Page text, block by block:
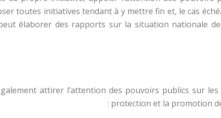
toutes initiatives tendant à y mettre fin et, le cas
élaborer des rapports sur la situation nationale
attirer l’attention des pouvoirs publics sur
protection et la promotion